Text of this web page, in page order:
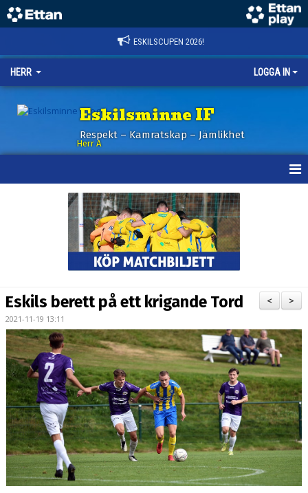
ESKILSCUPEN 2026!
HERR LOGGA IN
Eskilsminne IF
Respekt – Kamratskap – Jämlikhet
Herr A
BILDGALLERI
KONTAKT
MATCHER
ETTAN SÖDRA
>
<
Eskils berett på ett krigande Tord
2021-11-19 13:11